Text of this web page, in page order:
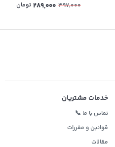
397,000
289,000 تومان
خدمات مشتریان
تماس با ما 📞
قوانین و مقررات
مقالات